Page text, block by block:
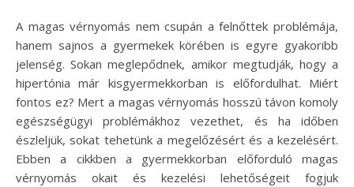
A magas vérnyomás nem csupán a felnőttek problémája,
hanem sajnos a gyermekek körében is egyre gyakoribb
jelenség. Sokan meglepődnek, amikor megtudják, hogy a
hipertónia már kisgyermekkorban is előfordulhat. Miért
fontos ez? Mert a magas vérnyomás hosszú távon komoly
egészségügyi problémákhoz vezethet, és ha időben
észleljük, sokat tehetünk a megelőzésért és a kezelésért.
Ebben a cikkben a gyermekkorban előforduló magas
vérnyomás okait és kezelési lehetőségeit fogjuk